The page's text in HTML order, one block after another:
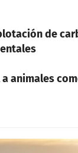
de
animales